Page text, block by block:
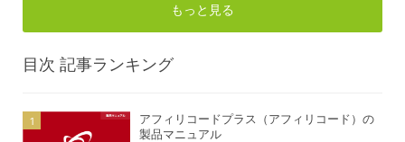
もっと見る
目次 記事ランキング
アフィリコードプラス（アフィリコード）の
製品マニュアル